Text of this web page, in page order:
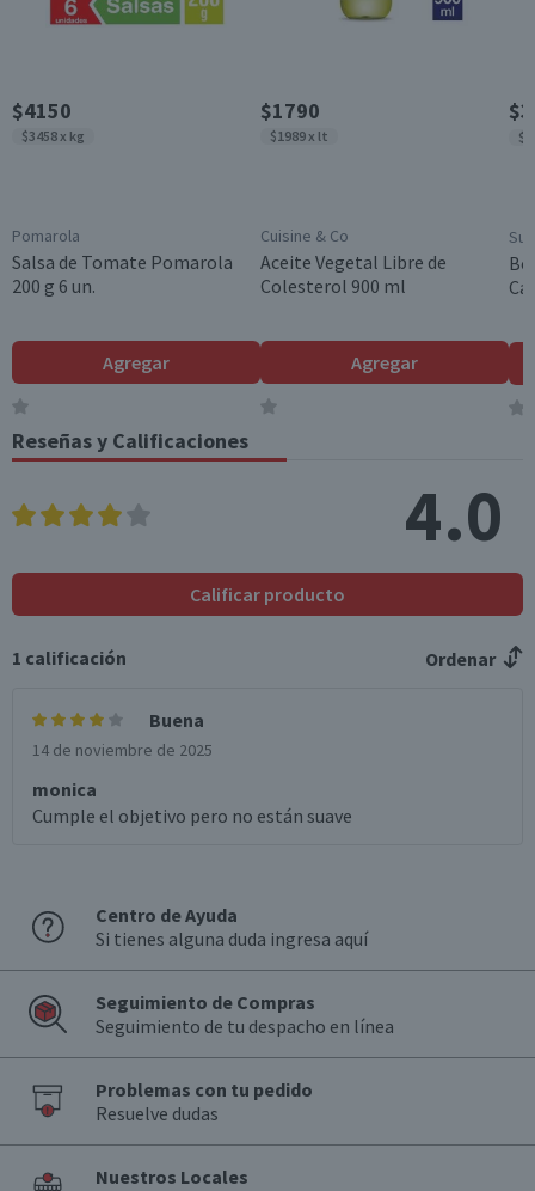
$4150
$3458 x kg
Pomarola
Salsa de Tomate Pomarola
200 g 6 un.
Agregar
$1790
$1989 x lt
Cuisine & Co
Aceite Vegetal Libre de
Colesterol 900 ml
Agregar
Reseñas y Calificaciones
4.0
Calificar producto
1 calificación Ordenar
Buena
14 de noviembre de 2025
monica
Cumple el objetivo pero no están suave
Centro de Ayuda
Si tienes alguna duda ingresa aquí
Seguimiento de Compras
Seguimiento de tu despacho en línea
Problemas con tu pedido
Resuelve dudas
Nuestros Locales